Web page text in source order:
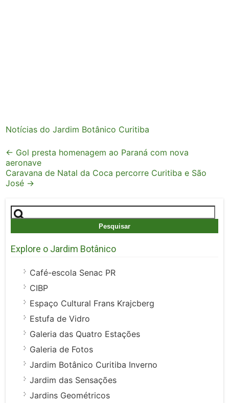
Notícias do Jardim Botânico Curitiba
Post
navigation
← Gol presta homenagem ao Paraná com nova
aeronave
Caravana de Natal da Coca percorre Curitiba e São
José →
Pesquisar
por:
Explore o Jardim Botânico
Café-escola Senac PR
CIBP
Espaço Cultural Frans Krajcberg
Estufa de Vidro
Galeria das Quatro Estações
Galeria de Fotos
Jardim Botânico Curitiba Inverno
Jardim das Sensações
Jardins Geométricos